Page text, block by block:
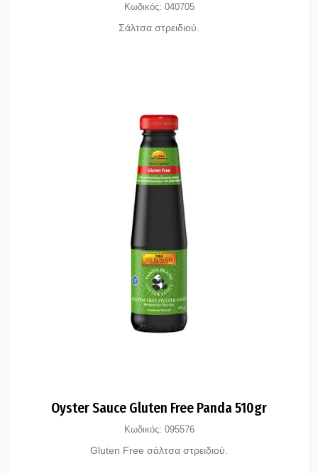
Κωδικός: 040705
Σάλτσα στρειδιού.
Oyster Sauce Gluten Free Panda 510gr
Κωδικός: 095576
Gluten Free σάλτσα στρειδιού.